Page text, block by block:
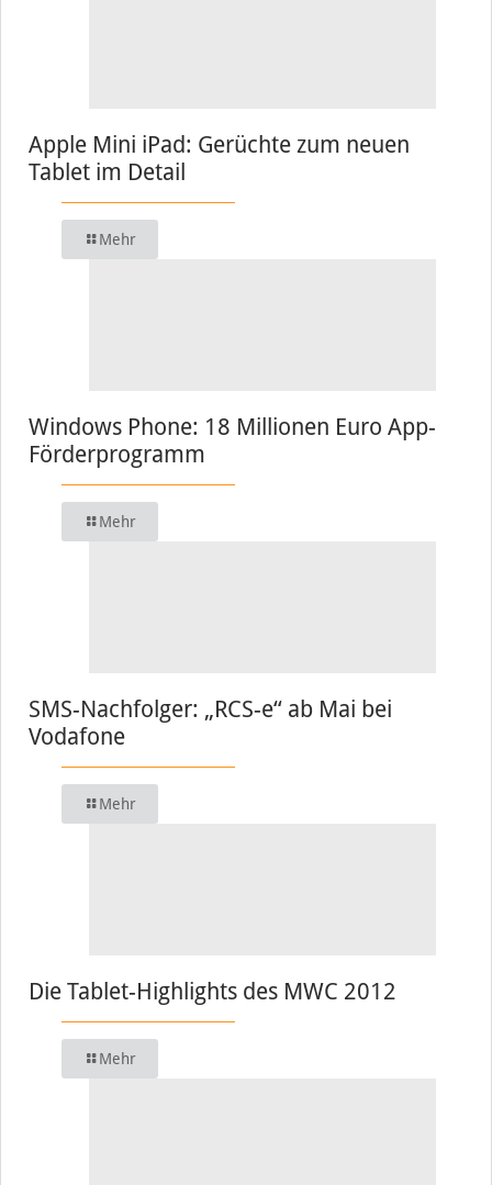
Apple Mini iPad: Gerüchte zum neuen
Tablet im Detail
Mehr
Windows Phone: 18 Millionen Euro App-
Förderprogramm
Mehr
SMS-Nachfolger: „RCS-e“ ab Mai bei
Vodafone
Mehr
Die Tablet-Highlights des MWC 2012
Mehr